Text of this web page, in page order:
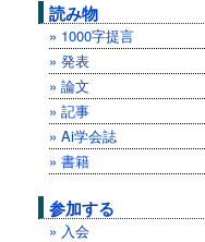
読み物
» 1000字提言
» 発表
» 論文
» 記事
» Ai学会誌
» 書籍
参加する
» 入会